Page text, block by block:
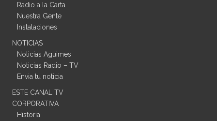
Radio a la Carta
Nuestra Gente
Instalaciones
NOTICIAS
Noticias Agüimes
Noticias Radio – TV
Envia tu noticia
ESTE CANAL TV
CORPORATIVA
Historia